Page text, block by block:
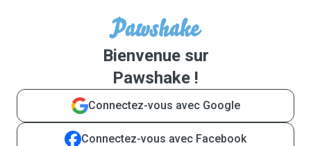
Bienvenue sur
Pawshake !
Connectez-vous avec Google
Connectez-vous avec Facebook